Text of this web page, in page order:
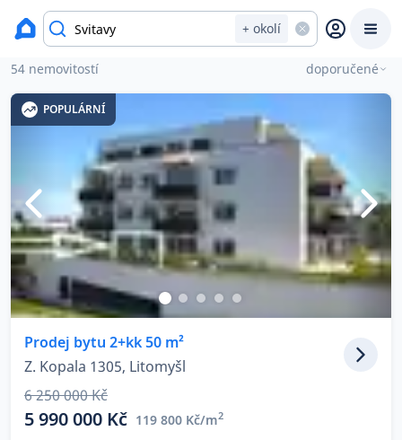
+ okolí
Prodej s Reas.cz
Chytrý odhad ceny
Ceny prodaných nemovitostí
Okamžitý výkup
Přehled realitních makléřů
Co říkají naši zákazníci
Nemovitosti na prodej
Nemovitosti na prodej v okresu Svitavy
54 nemovitostí doporučené
POPULÁRNÍ
Prodej bytu 2+kk 50 m²
Z. Kopala 1305, Litomyšl
6 250 000 Kč
5 990 000 Kč 119 800 Kč/m2